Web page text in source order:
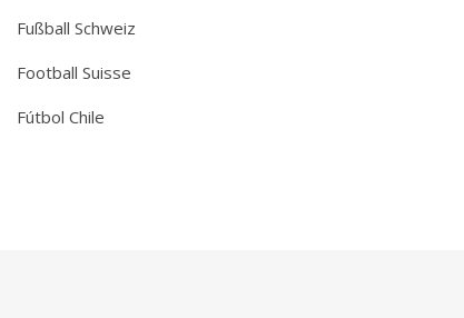
Fußball Schweiz
Football Suisse
Fútbol Chile